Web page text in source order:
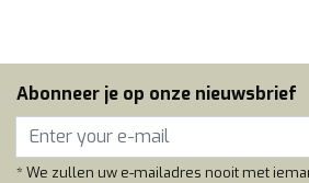
Abonneer je op onze nieuwsbrief
* We zullen uw e-mailadres nooit met